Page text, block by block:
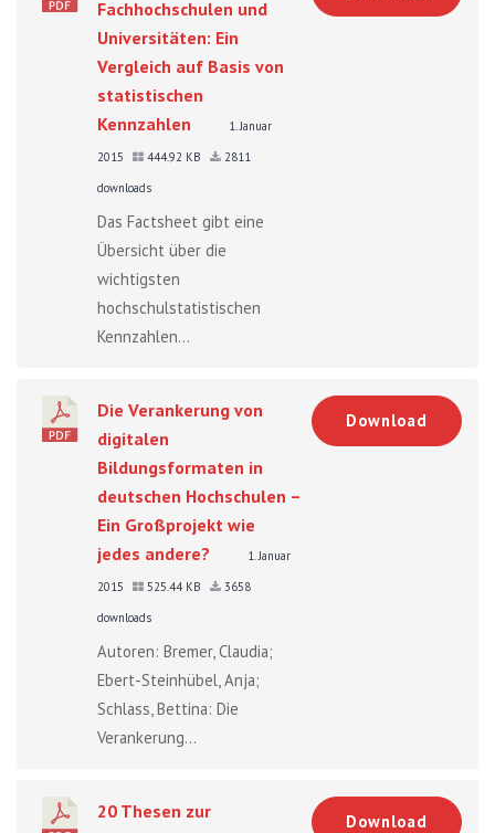
Fachhochschulen und
Universitäten: Ein
Vergleich auf Basis von
statistischen
Kennzahlen
1. Januar
2015
444.92 KB
2811
downloads
Das Factsheet gibt eine
Übersicht über die
wichtigsten
hochschulstatistischen
Kennzahlen...
Die Verankerung von
digitalen
Bildungsformaten in
deutschen Hochschulen –
Ein Großprojekt wie
jedes andere?
1. Januar
2015
525.44 KB
3658
downloads
Autoren: Bremer, Claudia;
Ebert-Steinhübel, Anja;
Schlass, Bettina: Die
Verankerung...
Download
20 Thesen zur
Download